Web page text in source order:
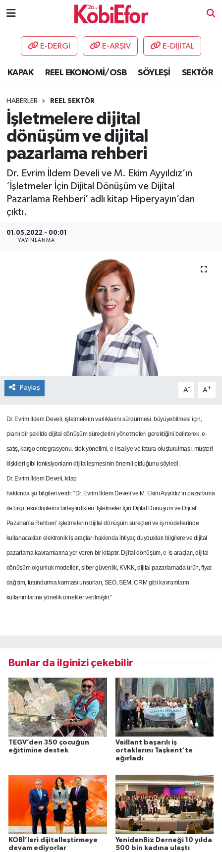
E-DERGİ E-ARŞİV E-DİJİTAL
KAPAK REEL EKONOMİ/OSB SÖYLEŞİ SEKTÖR
HABERLER REEL SEKTÖR
İşletmelere dijital
dönüşüm ve dijital
pazarlama rehberi
Dr. Evrim İldem Develi ve M. Ekim Ayyıldız’ın
‘İşletmeler İçin Dijital Dönüşüm ve Dijital
Pazarlama Rehberi’ adlı kitap Hiperyayın’dan
çıktı.
01.05.2022 - 00:01
YAYINLANMA
Paylaş A- A+
Dr. Evrim İldem Develi, işletmelerin varlıklarını sürdürmesi, büyüyebilmesi için,
planlı bir şekilde dijital dönüşüm süreçlerini yönetmeleri gerektiğini belirterek, e-
satış, kargo entegrasyonu, stok yönetimi, e-irsaliye ve fatura oluşturulması, müşteri
ilişkileri gibi fonksiyonların dijitalleşmesinin önemli olduğunu söyledi.
Dr. Evrim İldem Develi, kitap
hakkında şu bilgileri verdi: “Dr. Evrim İldem Develi ve M. Ekim Ayyıldız’ın pazarlama
ile bilgi teknolojilerini birleştirdikleri ‘İşletmeler İçin Dijital Dönüşüm ve Dijital
Pazarlama Rehberi’ işletmelerin dijital dönüşüm süreçleri ve iş modellerinde
kullanacakları elektronik iş araçları hakkında ihtiyaç duydukları bilgilere ve dijital
pazarlama kavramlarına yer veren bir kitaptır. Dijital dönüşüm, e-iş araçları, dijital
dönüşüm olgunluk modelleri, siber güvenlik, KVKK, dijital pazarlamada ürün, fiyat
dağıtım, tutundurma karması unsurları, SEO, SEM, CRM gibi kavramların
kullanımlarına yönelik örnekler verilmiştir.”
Bunlar da ilginizi çekebilir
TEGV’den 350 çocuğun
eğitimine destek
Vaillant başarılı iş
ortaklarını Taşkent’te
ağırladı
KOBİ’leri dijitalleştirmeye
devam ediyorlar
YenidenBiz Derneği 10 yılda
500 bin kadına ulaştı
AKADEMİ
DESTEK-TEŞVİK
ETKİNLİK
GÜNCEL
KAPAK
SEKTÖR